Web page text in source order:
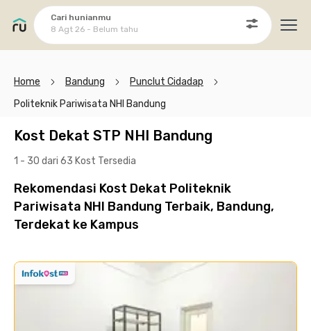
Cari hunianmu
8 Agt 26 - Belum tahu
Home Bandung
Punclut Cidadap
Politeknik Pariwisata NHI Bandung
Kost Dekat STP NHI Bandung
1 - 30 dari 63 Kost Tersedia
Rekomendasi Kost Dekat Politeknik
Pariwisata NHI Bandung Terbaik, Bandung,
Terdekat ke Kampus